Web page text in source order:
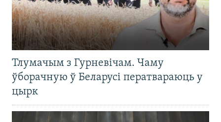
Тлумачым з Гурневічам. Чаму
ўборачную ў Беларусі ператвараюць у
цырк